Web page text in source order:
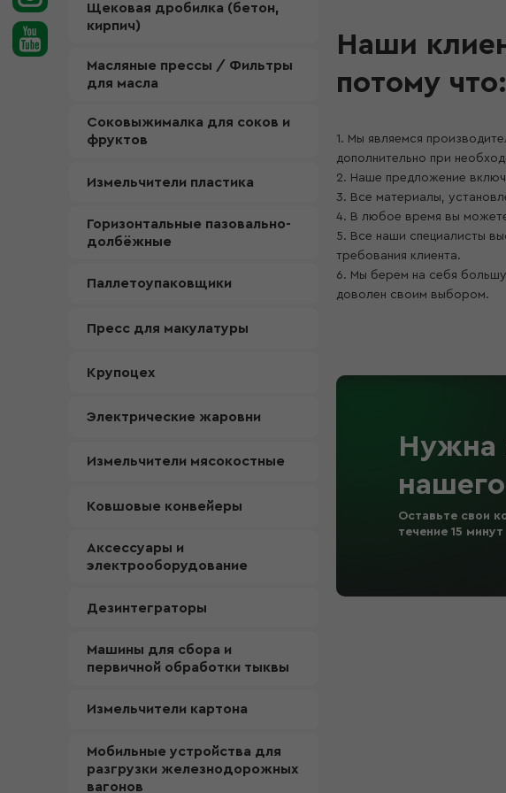
Щековая дробилка (бетон,
кирпич)
Масляные прессы / Фильтры
для масла
Соковыжималка для соков и
фруктов
Измельчители пластика
Горизонтальные пазовально-
долбёжные
Паллетоупаковщики
Пресс для макулатуры
Крупоцех
Электрические жаровни
Измельчители мясокостные
Ковшовые конвейеры
Аксессуары и
электрооборудование
Дезинтеграторы
Машины для сбора и
первичной обработки тыквы
Измельчители картона
Мобильные устройства для
разгрузки железнодорожных
вагонов
Наши
потому что:
1. Мы являемся
дополнительно при
2. Наше предложение
3. Все материалы,
4. В любое время вы
5. Все наши специалисты
требования клиента.
6. Мы берем на себя
доволен своим выбором.
Нужна
Оставьте свои
течение 15 минут